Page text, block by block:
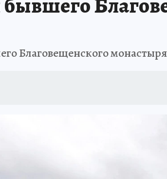
Благовещенского